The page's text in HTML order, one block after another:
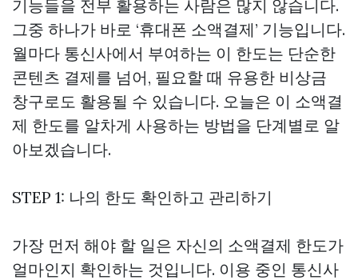
기능들을 전부 활용하는 사람은 많지 않습니다.
그중 하나가 바로 ‘휴대폰 소액결제’ 기능입니다.
월마다 통신사에서 부여하는 이 한도는 단순한
콘텐츠 결제를 넘어, 필요할 때 유용한 비상금
창구로도 활용될 수 있습니다. 오늘은 이 소액결
제 한도를 알차게 사용하는 방법을 단계별로 알
아보겠습니다.
STEP 1: 나의 한도 확인하고 관리하기
가장 먼저 해야 할 일은 자신의 소액결제 한도가
얼마인지 확인하는 것입니다. 이용 중인 통신사